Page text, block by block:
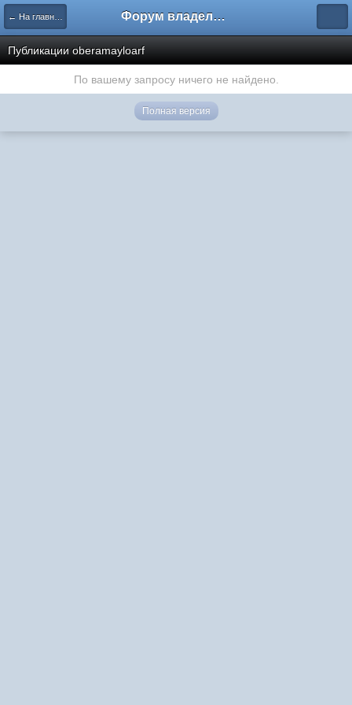
← На главную Форум владельцев интернет-магазинов
Публикации oberamayloarf
По вашему запросу ничего не найдено.
Полная версия